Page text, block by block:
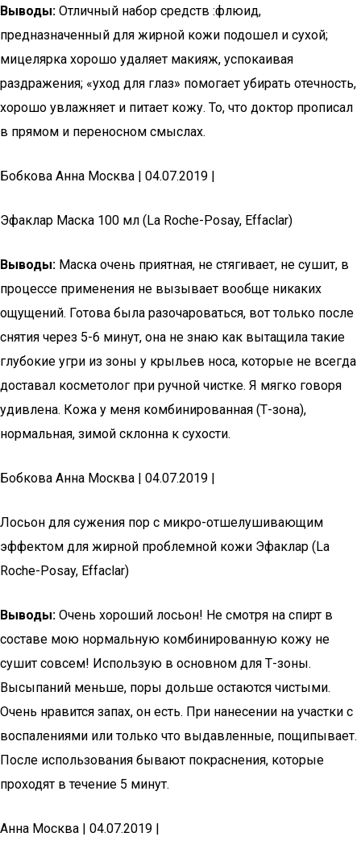
Выводы: Отличный набор средств :флюид,
предназначенный для жирной кожи подошел и сухой;
мицелярка хорошо удаляет макияж, успокаивая
раздражения; «уход для глаз» помогает убирать отечность,
хорошо увлажняет и питает кожу. То, что доктор прописал
в прямом и переносном смыслах.
Бобкова Анна Москва | 04.07.2019 |
Эфаклар Маска 100 мл (La Roche-Posay, Effaclar)
Выводы: Маска очень приятная, не стягивает, не сушит, в
процессе применения не вызывает вообще никаких
ощущений. Готова была разочароваться, вот только после
снятия через 5-6 минут, она не знаю как вытащила такие
глубокие угри из зоны у крыльев носа, которые не всегда
доставал косметолог при ручной чистке. Я мягко говоря
удивлена. Кожа у меня комбинированная (Т-зона),
нормальная, зимой склонна к сухости.
Бобкова Анна Москва | 04.07.2019 |
Лосьон для сужения пор с микро-отшелушивающим
эффектом для жирной проблемной кожи Эфаклар (La
Roche-Posay, Effaclar)
Выводы: Очень хороший лосьон! Не смотря на спирт в
составе мою нормальную комбинированную кожу не
сушит совсем! Использую в основном для Т-зоны.
Высыпаний меньше, поры дольше остаются чистыми.
Очень нравится запах, он есть. При нанесении на участки с
воспалениями или только что выдавленные, пощипывает.
После использования бывают покраснения, которые
проходят в течение 5 минут.
Анна Москва | 04.07.2019 |